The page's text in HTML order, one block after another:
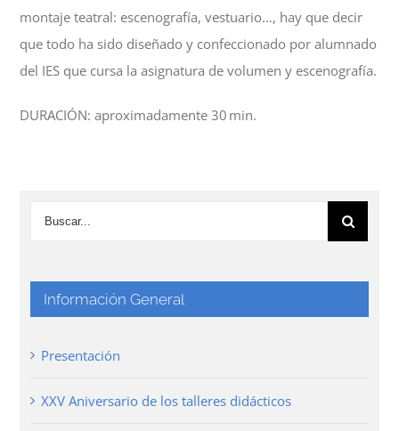
montaje teatral: escenografía, vestuario…, hay que decir
que todo ha sido diseñado y confeccionado por alumnado
del IES que cursa la asignatura de volumen y escenografía.
DURACIÓN: aproximadamente 30 min.
Información General
Presentación
XXV Aniversario de los talleres didácticos